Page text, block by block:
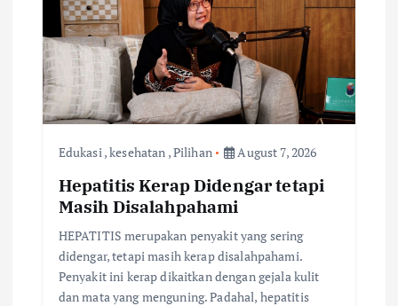
g
a
t
Edukasi ,kesehatan ,Pilihan August 7, 2026
Hepatitis Kerap Didengar tetapi
Masih Disalahpahami
HEPATITIS merupakan penyakit yang sering
didengar, tetapi masih kerap disalahpahami.
Penyakit ini kerap dikaitkan dengan gejala kulit
dan mata yang menguning. Padahal, hepatitis